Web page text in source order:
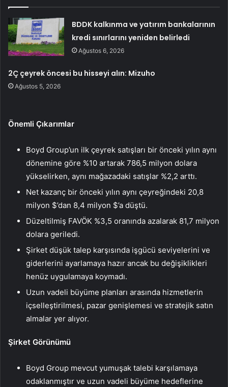
BDDK kalkınma ve yatırım bankalarının
kredi sınırlarını yeniden belirledi
Ağustos 6, 2026
2Ç çeyrek öncesi bu hisseyi alın: Mizuho
Ağustos 5, 2026
Önemli Çıkarımlar
Boyd Group’un ilk çeyrek satışları bir önceki yılın aynı
dönemine göre %10 artarak 786,5 milyon dolara
yükselirken, aynı mağazadaki satışlar %2,2 arttı.
Net kazanç bir önceki yılın aynı çeyreğindeki 20,8
milyon $’dan 8,4 milyon $’a düştü.
Düzeltilmiş FAVÖK %3,5 oranında azalarak 81,7 milyon
dolara geriledi.
Şirket düşük talep karşısında işgücü seviyelerini ve
giderlerini ayarlamaya hazır ancak bu değişiklikleri
henüz uygulamaya koymadı.
Uzun vadeli büyüme planları arasında hizmetlerin
içselleştirilmesi, pazar genişlemesi ve stratejik satın
almalar yer alıyor.
Şirket Görünümü
Boyd Group mevcut yumuşak talebi karşılamaya
odaklanmıştır ve uzun vadeli büyüme hedeflerine